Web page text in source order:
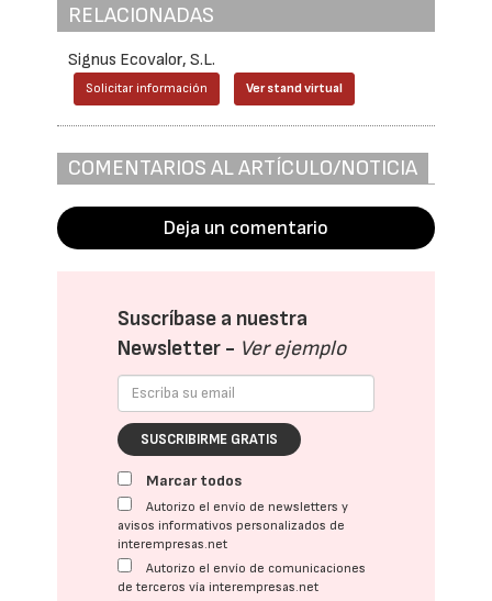
RELACIONADAS
Signus Ecovalor, S.L.
Solicitar información Ver stand virtual
COMENTARIOS AL ARTÍCULO/NOTICIA
Deja un comentario
Suscríbase a nuestra
Newsletter - Ver ejemplo
SUSCRIBIRME GRATIS
Marcar todos
Autorizo el envío de newsletters y
avisos informativos personalizados de
interempresas.net
Autorizo el envío de comunicaciones
de terceros vía interempresas.net